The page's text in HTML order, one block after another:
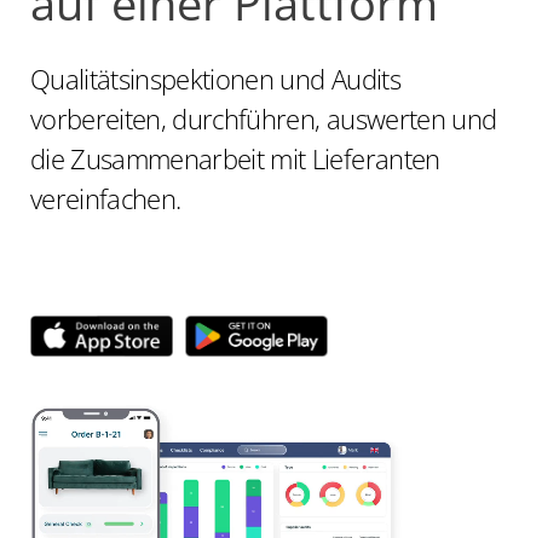
Qualitätsinspektionen und Audits
vorbereiten, durchführen, auswerten und
die Zusammenarbeit mit Lieferanten
vereinfachen.